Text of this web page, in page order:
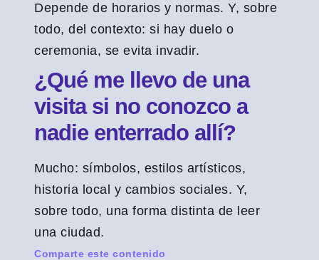
Depende de horarios y normas. Y, sobre
todo, del contexto: si hay duelo o
ceremonia, se evita invadir.
¿Qué me llevo de una
visita si no conozco a
nadie enterrado allí?
Mucho: símbolos, estilos artísticos,
historia local y cambios sociales. Y,
sobre todo, una forma distinta de leer
una ciudad.
Comparte este contenido